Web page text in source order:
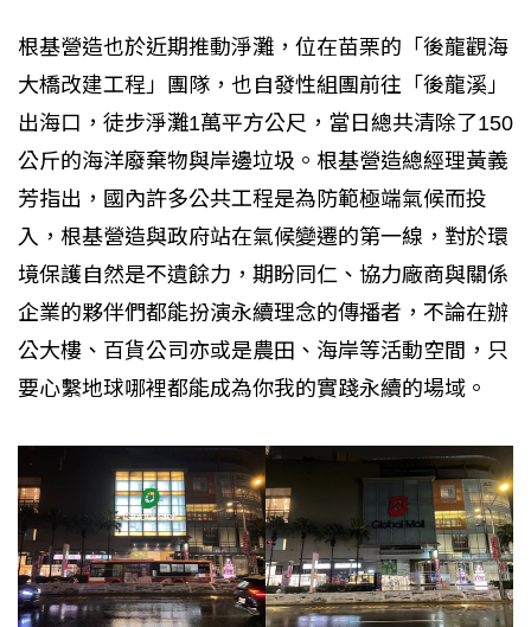
根基營造也於近期推動淨灘，位在苗栗的「後龍觀海
大橋改建工程」團隊，也自發性組團前往「後龍溪」
出海口，徒步淨灘1萬平方公尺，當日總共清除了150
公斤的海洋廢棄物與岸邊垃圾。根基營造總經理黃義
芳指出，國內許多公共工程是為防範極端氣候而投
入，根基營造與政府站在氣候變遷的第一線，對於環
境保護自然是不遺餘力，期盼同仁、協力廠商與關係
企業的夥伴們都能扮演永續理念的傳播者，不論在辦
公大樓、百貨公司亦或是農田、海岸等活動空間，只
要心繫地球哪裡都能成為你我的實踐永續的場域。